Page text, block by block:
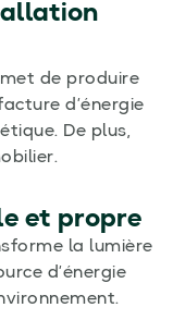
de produire
d’énergie
De plus,
et propre
la lumière
d’énergie